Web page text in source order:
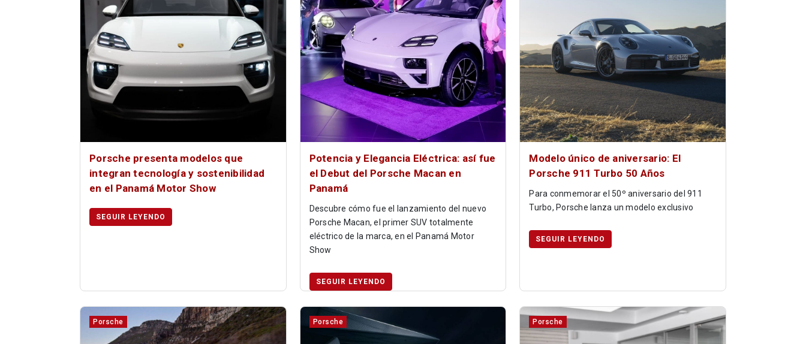
Porsche presenta modelos que
integran tecnología y sostenibilidad
en el Panamá Motor Show
SEGUIR LEYENDO
Potencia y Elegancia Eléctrica: así fue
el Debut del Porsche Macan en
Panamá
Descubre cómo fue el lanzamiento del nuevo
Porsche Macan, el primer SUV totalmente
eléctrico de la marca, en el Panamá Motor
Show
SEGUIR LEYENDO
Modelo único de aniversario: El
Porsche 911 Turbo 50 Años
Para conmemorar el 50º aniversario del 911
Turbo, Porsche lanza un modelo exclusivo
SEGUIR LEYENDO
Porsche Porsche Porsche